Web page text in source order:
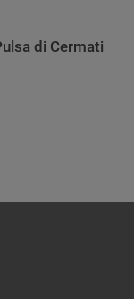
di Cermati